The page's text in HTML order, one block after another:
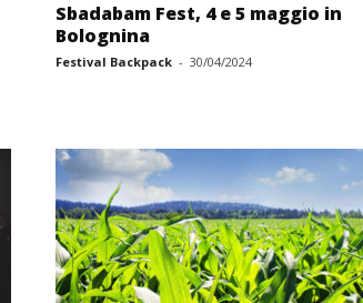
Sbadabam Fest, 4 e 5 maggio in
Bolognina
Festival Backpack - 30/04/2024